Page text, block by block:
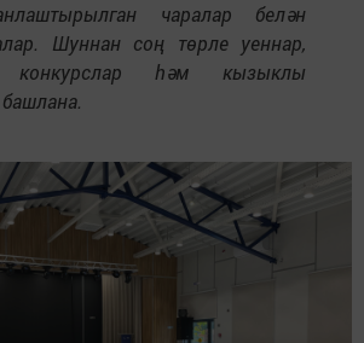
чаралар белән
Шуннан соң төрле уеннар,
конкурслар һәм кызыклы